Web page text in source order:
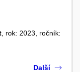
, rok: 2023, ročník:
Další